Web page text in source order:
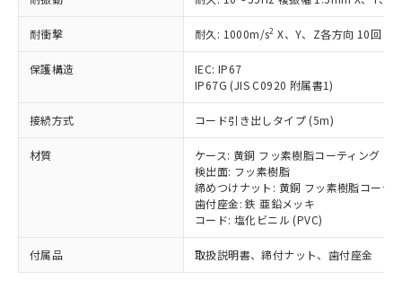
耐衝撃 耐久: 1000m/s2 X、Y、Z各方向 10回
保護構造
IEC: IP67
IP67G (JIS C0920 附属書1)
接続方式 コード引き出しタイプ (5m)
材質
ケース: 黄銅 フッ素樹脂コーティング
検出面: フッ素樹脂
締めつけナット: 黄銅 フッ素樹脂コーテ
歯付座金: 鉄 亜鉛メッキ
コード: 塩化ビニル (PVC)
付属品 取扱説明書、締付ナット、歯付座金
覧された時点での実際の在庫および標
準価格とは異なる場合があることをご
了承ください。
正式な納期状況および標準価格はお客
様のお取引先、またはお客様担当のオ
ムロン制御機器販売店・当社販売員に
ご相談ください。
オムロン制御機器販売店や当社販売拠
販売ネットワーク
」をご確認
在庫状況および標準価格結果を当社の
事前の承諾なく第三者に漏洩または開
示しないようお願いします。
マイパーツ機能（部品リスト作成サー
ビス）をご利用いただくには、I-Web
六価クロム(Cr(Ⅵ)) 1000ppm以下、ポリ臭化ビフェニル
類(PBB) 1000ppm以下、ポリ臭化ジフェニルエーテル類
(PBDE) 1000ppm以下、フタル酸ビス(2-エチルヘキシ
ル) (DEHP)(別名：DOP) 1000ppm以下、フタル酸ブチ
ルベンジル（BBP） 1000ppm以下、フタル酸ジブチル
（DBP） 1000ppm以下、フタル酸ジイソブチル
但し、RoHS指令で産業用監視および制御機器に対する
図的な使用がないことを確認しています。
部品在庫の切り替え状況などにより、予定
月が前後することがあります。
Pb(鉛) :1000ppm、 Hg(水銀) : 1000ppm、 Cd(カドミウ
Cr(Ⅵ)(六価クロム) : 1000ppm、 PBBs(ポリ臭化ビフェ
ニル類) : 1000ppm、 PBDEs(ポリ臭化ジフェニルエーテ
ル類) : 1000ppm、
DBP(フタル酸ジブチル) : 1000ppm、 DIBP(フタル酸ジ
イソブチル) : 1000ppm、 BBP(フタル酸ブチルベンジ
DEHP(フタル酸ビス(2-エチルヘキシル)) : 1000ppm
※2 環境保護使用期限
「ｅ」：有害物質（10物質）のすべてが基
準値以下であることを示します。
「10」：通常の使用状況下において有害物
質が外部に漏えいし、環境に深刻な影響を
国政府の輸出許可(または役務取引許
可)を取得するなどの必要な手続きを
当社は規制貨物を破棄する場合は、完
全に破砕するなど、違法に輸出されな
いよう必要な手段を講じます。
当社は貴社製品を、核兵器、ミサイ
ル、化学兵器、生物兵器またはその他
武器並びにこれらの製造装置等に一切
使用いたしません。
当社は、貴社製品を第三者に販売する
場合は、上記1、2および3の内容を当
該第三者に通知します。また当社は、
販売先および販売に係わる関係者が違
法に輸出するおそれがある場合は、取
一定数以上の在庫あり
一定数には満たないが在庫あり
在庫なし(最新の在庫状況につ
いては、お客様のお取引先、ま
たはお客様担当のオムロン制御
機器販売店・当社販売員にご確
認ください)
白
受注生産機種、また在庫状況の
情報を公開していない機種